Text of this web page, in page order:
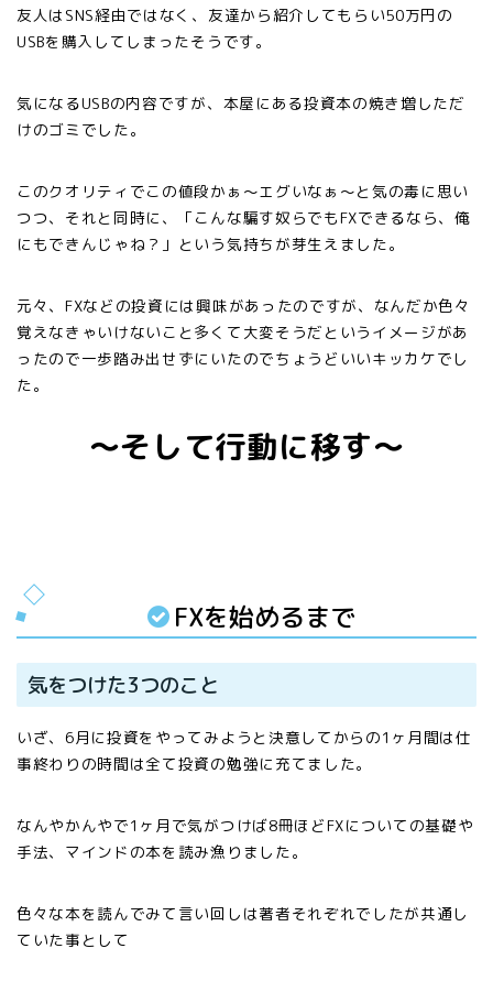
友人はSNS経由ではなく、友達から紹介してもらい50万円の
USBを購入してしまったそうです。
気になるUSBの内容ですが、本屋にある投資本の焼き増しただ
けのゴミでした。
このクオリティでこの値段かぁ〜エグいなぁ〜と気の毒に思い
つつ、それと同時に、「こんな騙す奴らでもFXできるなら、俺
にもできんじゃね？」という気持ちが芽生えました。
元々、FXなどの投資には興味があったのですが、なんだか色々
覚えなきゃいけないこと多くて大変そうだというイメージがあ
ったので一歩踏み出せずにいたのでちょうどいいキッカケでし
た。
〜そして行動に移す〜
FXを始めるまで
気をつけた3つのこと
いざ、6月に投資をやってみようと決意してからの1ヶ月間は仕
事終わりの時間は全て投資の勉強に充てました。
なんやかんやで1ヶ月で気がつけば8冊ほどFXについての基礎や
手法、マインドの本を読み漁りました。
色々な本を読んでみて言い回しは著者それぞれでしたが共通し
ていた事として